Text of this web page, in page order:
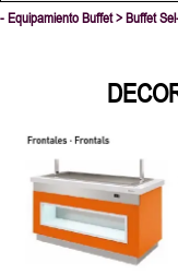
- Equipamiento Buffet >Buffet